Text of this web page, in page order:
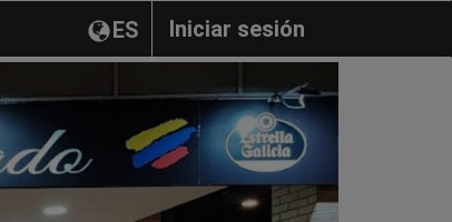
Iniciar sesión
ES